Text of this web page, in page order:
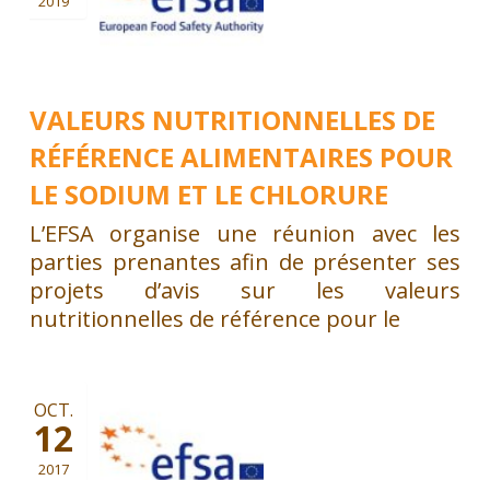
VALEURS NUTRITIONNELLES DE
RÉFÉRENCE ALIMENTAIRES POUR
LE SODIUM ET LE CHLORURE
L’EFSA organise une réunion avec les
parties prenantes afin de présenter ses
projets d’avis sur les valeurs
nutritionnelles de référence pour le
OCT.
12
2017